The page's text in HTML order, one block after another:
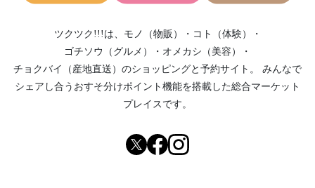
ツクツク!!!は、 モノ（物販） ・ コト（体験）
・
ゴチソウ（グルメ）
・ オメカシ（美容）
・
チョクバイ（産地直送） のショッピングと予約サイト。
みんなで
シェアし合う おすそ分けポイント機能を搭載した総合マーケット
プレイスです。